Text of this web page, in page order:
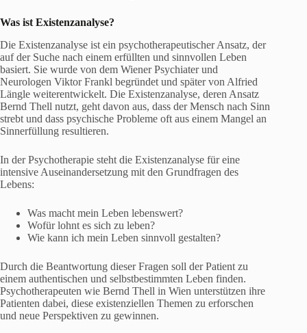
Was ist Existenzanalyse?
Die Existenzanalyse ist ein psychotherapeutischer Ansatz, der
auf der Suche nach einem erfüllten und sinnvollen Leben
basiert. Sie wurde von dem Wiener Psychiater und
Neurologen Viktor Frankl begründet und später von Alfried
Längle weiterentwickelt. Die Existenzanalyse, deren Ansatz
Bernd Thell nutzt, geht davon aus, dass der Mensch nach Sinn
strebt und dass psychische Probleme oft aus einem Mangel an
Sinnerfüllung resultieren.
In der Psychotherapie steht die Existenzanalyse für eine
intensive Auseinandersetzung mit den Grundfragen des
Lebens:
Was macht mein Leben lebenswert?
Wofür lohnt es sich zu leben?
Wie kann ich mein Leben sinnvoll gestalten?
Durch die Beantwortung dieser Fragen soll der Patient zu
einem authentischen und selbstbestimmten Leben finden.
Psychotherapeuten wie Bernd Thell in Wien unterstützen ihre
Patienten dabei, diese existenziellen Themen zu erforschen
und neue Perspektiven zu gewinnen.